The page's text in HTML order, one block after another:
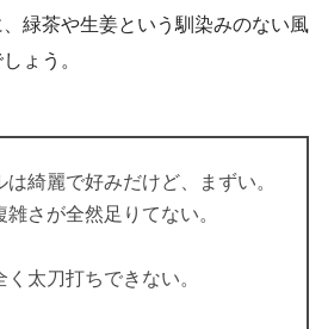
緑茶や生姜という馴染みのない風
ょう。
綺麗で好みだけど、まずい。
さが全然足りてない。
太刀打ちできない。